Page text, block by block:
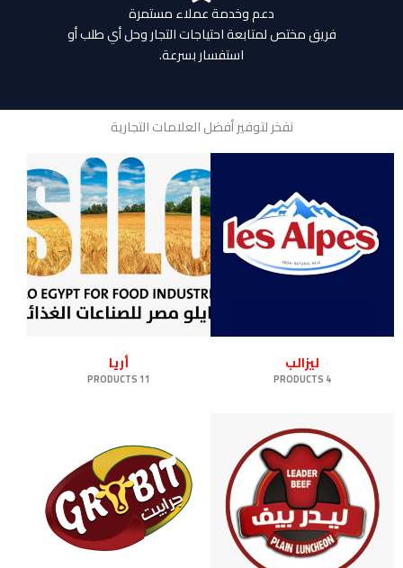
دعم وخدمة عملاء مستمرة
فريق مختص لمتابعة احتياجات التجار وحل أي طلب أو
استفسار بسرعة.
نفخر لتوفير أفضل العلامات التجارية
ليزالب
4 PRODUCTS
أريا
11 PRODUCTS